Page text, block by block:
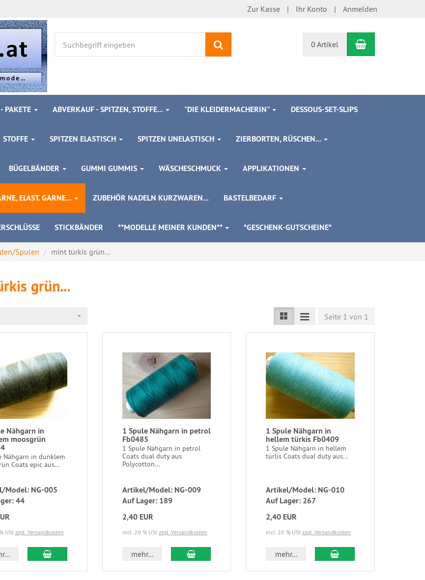
Zur Kasse Ihr Konto Anmelden
0 Artikel Warenkorb
PAKETE ABVERKAUF - SPITZEN, STOFFE... "DIE KLEIDERMACHERIN" DESSOUS-SET-SLIPS
STOFFE SPITZEN ELASTISCH SPITZEN UNELASTISCH ZIERBORTEN, RÜSCHEN...
BÜGELBÄNDER GUMMI GUMMIS WÄSCHESCHMUCK APPLIKATIONEN
ELAST. GARNE... ZUBEHÖR NADELN KURZWAREN... BASTELBEDARF
STICKBÄNDER **MODELLE MEINER KUNDEN** *GESCHENK-GUTSCHEINE*
Spulen mint türkis grün...
grün...
Seite 1 von 1
Nähgarn in
moosgrün
Nähgarn in dunklem
Coats epic aus...
Model: NG-005
44
UStzzgl. Versandkosten
1 Spule Nähgarn in petrol
Fb0485
1 Spule Nähgarn in petrol
Coats dual duty aus
Polycotton...
Artikel/Model: NG-009
Auf Lager: 189
2,40 EUR
incl. 20 % USt zzgl. Versandkosten
mehr...
1 Spule Nähgarn in
hellem türkis Fb0409
1 Spule Nähgarn in hellem
türlis Coats dual duty aus...
Artikel/Model: NG-010
Auf Lager: 267
2,40 EUR
incl. 20 % UStzzgl. Versandkosten
mehr...